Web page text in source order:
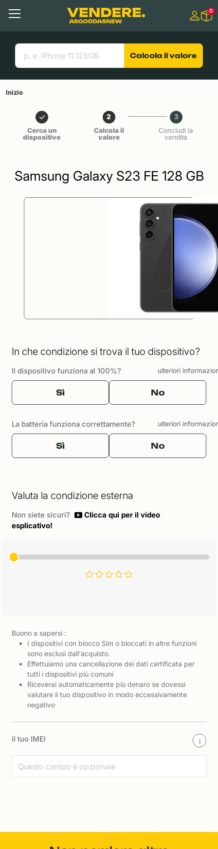
Contenuto principale
Menu
Cerca
Link utili
0
Calcola il valore
Inizio
Cerca un
dispositivo
2
Calcola il
valore
3
Concludi la
vendita
Samsung Galaxy S23 FE 128 GB
In che condizione si trova il tuo dispositivo?
Il dispositivo funziona al 100%? ulteriori
Sì No
La batteria funziona correttamente? ulteriori
Sì No
Valuta la condizione esterna
Non siete sicuri?
Clicca qui per il video
esplicativo!
Buono a sapersi :
I dispositivi con blocco Sim o bloccati in altre funzioni
sono esclusi dall'acquisto.
Effettuiamo una cancellazione dei dati certificata per
tutti i dispositivi più comuni
Riceverai automaticamente più denaro se dovessi
valutare il tuo dispositivo in modo eccessivamente
negativo
il tuo IMEI i